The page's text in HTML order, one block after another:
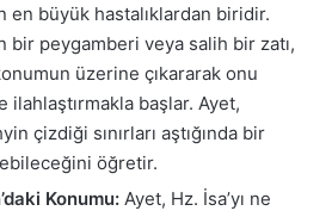
büyük hastalıklardan biridir.
bir peygamberi veya salih bir zatı,
üzerine çıkararak onu
ilahlaştırmakla başlar. Ayet,
çizdiği sınırları aştığında bir
öğretir.
Konumu: Ayet, Hz. İsa’yı ne